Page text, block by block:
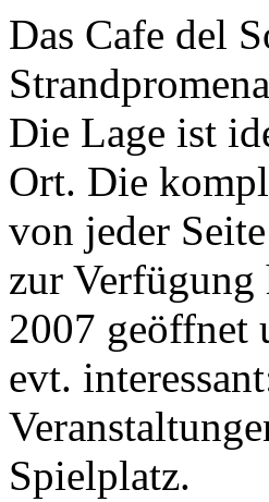
Das Cafe del
Die Lage ist
Ort. Die
von jeder
zur Verfügung
2007 geöffnet
evt.
Spielplatz.